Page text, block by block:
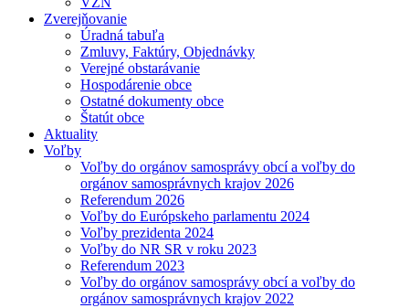
Zverejňovanie
Úradná tabuľa
Zmluvy, Faktúry, Objednávky
Verejné obstarávanie
Hospodárenie obce
Ostatné dokumenty obce
Štatút obce
Aktuality
Voľby
Voľby do orgánov samosprávy obcí a voľby do
orgánov samosprávnych krajov 2026
Referendum 2026
Voľby do Európskeho parlamentu 2024
Voľby prezidenta 2024
Voľby do NR SR v roku 2023
Referendum 2023
Voľby do orgánov samosprávy obcí a voľby do
orgánov samosprávnych krajov 2022